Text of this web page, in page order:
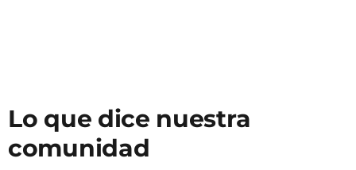
Lo que dice nuestra
comunidad